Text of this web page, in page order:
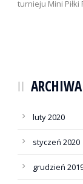
turnieju Mini Piłki
ARCHIWA
luty 2020
styczeń 2020
grudzień